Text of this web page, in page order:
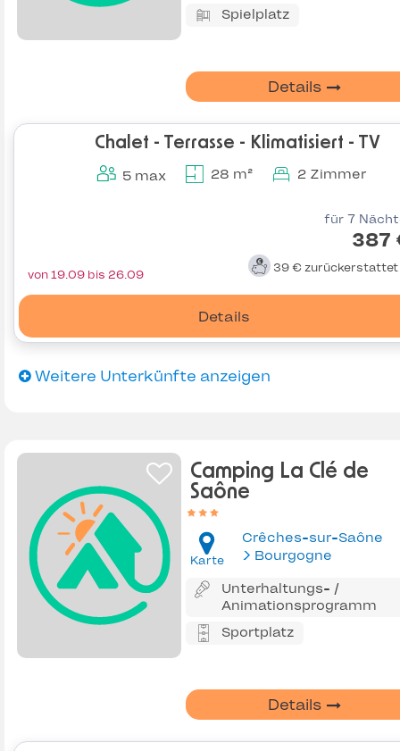
Spielplatz
Details
Chalet - Terrasse - Klimatisiert - TV
5 max 28 m² 2 Zimmer
für 7
387
39 € zurückerstattet
Details
von 19.09 bis 26.09
Weitere Unterkünfte anzeigen
Camping La Clé de
Saône
Karte
Crêches-sur-Saône
Bourgogne
Unterhaltungs- /
Animationsprogramm
Sportplatz
Details